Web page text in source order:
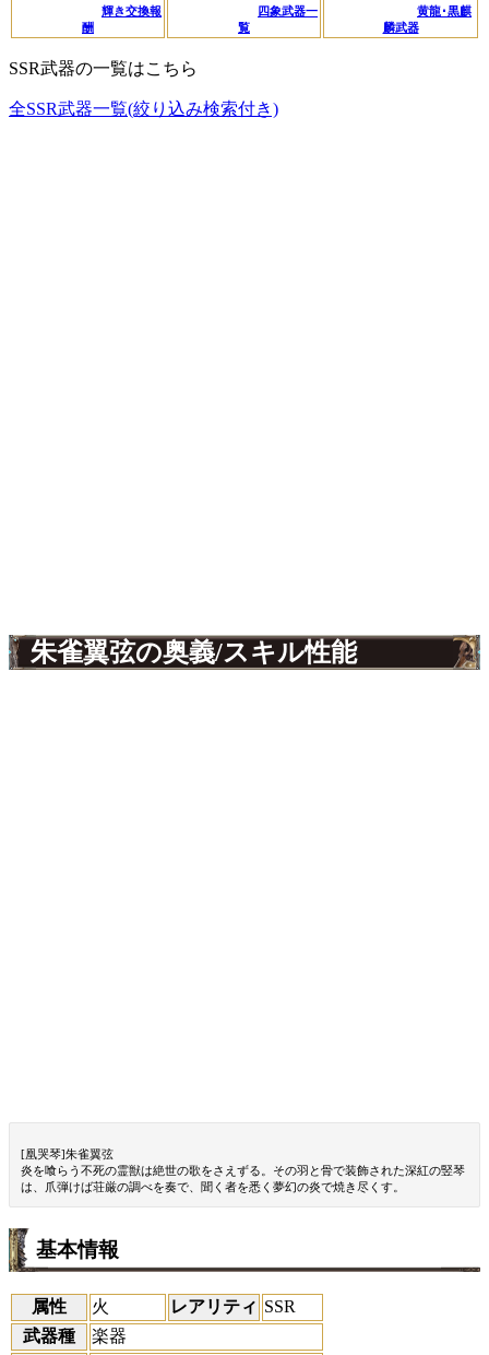
輝き交換報
酬
四象武器一
覧
黄龍･黒麒
麟武器
SSR武器の一覧はこちら
全SSR武器一覧(絞り込み検索付き)
朱雀翼弦の奥義/スキル性能
[凰哭琴]朱雀翼弦
炎を喰らう不死の霊獣は絶世の歌をさえずる。その羽と骨で装飾された深紅の竪琴
は、爪弾けば荘厳の調べを奏で、聞く者を悉く夢幻の炎で焼き尽くす。
基本情報
属性 火 レアリティ SSR
武器種
楽器